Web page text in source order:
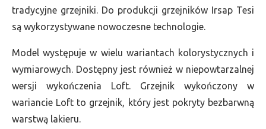
tradycyjne grzejniki. Do produkcji grzejników Irsap Tesi
są wykorzystywane nowoczesne technologie.
Model występuje w wielu wariantach kolorystycznych i
wymiarowych. Dostępny jest również w niepowtarzalnej
wersji wykończenia Loft. Grzejnik wykończony w
wariancie Loft to grzejnik, który jest pokryty bezbarwną
warstwą lakieru.